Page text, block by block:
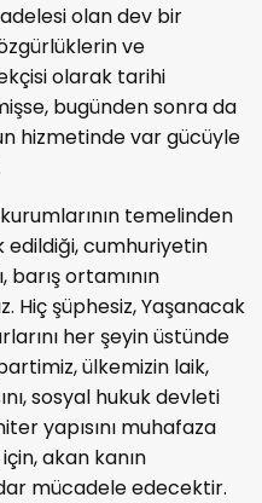
olan dev bir
ve
olarak tarihi
bugünden sonra da
hizmetinde var gücüyle
temelinden
edildiği, cumhuriyetin
barış ortamının
Hiç şüphesiz, Yaşanacak
her şeyin üstünde
ülkemizin laik,
sosyal hukuk devleti
yapısını muhafaza
akan kanın
mücadele edecektir.